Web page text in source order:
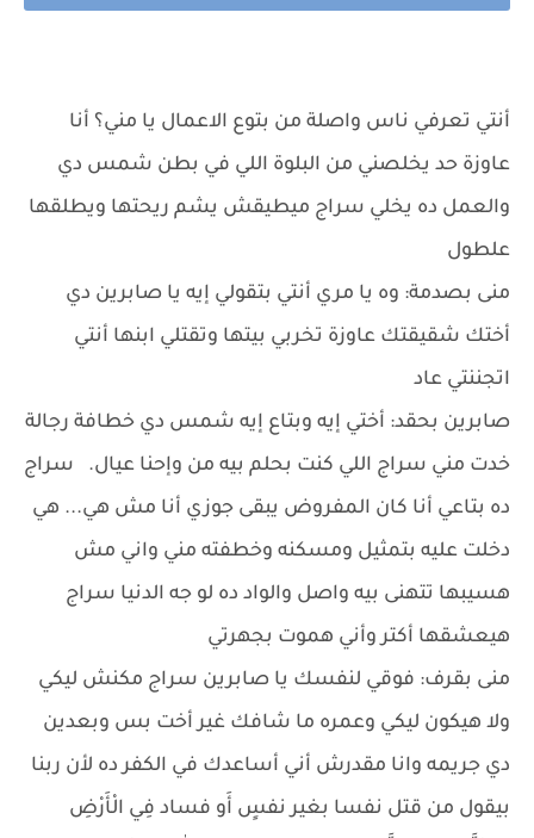
أنتي تعرفي ناس واصلة من بتوع الاعمال يا مني؟ أنا
عاوزة حد يخلصني من البلوة اللي في بطن شمس دي
والعمل ده يخلي سراج ميطيقش يشم ريحتها ويطلقها
علطول
منى بصدمة: وه يا مري أنتي بتقولي إيه يا صابرين دي
أختك شقيقتك عاوزة تخربي بيتها وتقتلي ابنها أنتي
اتجننتي عاد
صابرين بحقد: أختي إيه وبتاع إيه شمس دي خطافة رجالة
خدت مني سراج اللي كنت بحلم بيه من وإحنا عيال. سراج
ده بتاعي أنا كان المفروض يبقى جوزي أنا مش هي... هي
دخلت عليه بتمثيل ومسكنه وخطفته مني واني مش
هسيبها تتهنى بيه واصل والواد ده لو جه الدنيا سراج
هيعشقها أكتر وأني هموت بجهرتي
منى بقرف: فوقي لنفسك يا صابرين سراج مكنش ليكي
ولا هيكون ليكي وعمره ما شافك غير أخت بس وبعدين
دي جريمه وانا مقدرش أني أساعدك في الكفر ده لأن ربنا
بيقول من قتل نفسا بغير نفسٍ أَو فساد فِي الْأَرْضِ